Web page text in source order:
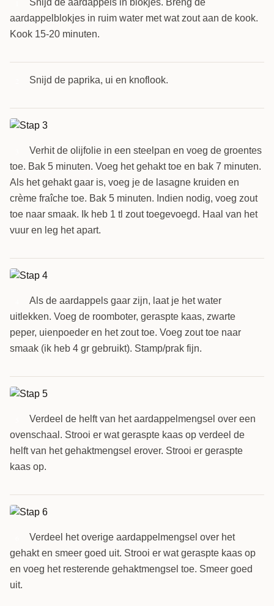
aardappelblokjes in ruim water met wat zout aan de kook.
Kook 15-20 minuten.
Snijd de paprika, ui en knoflook.
Verhit de olijfolie in een steelpan en voeg de groentes
toe. Bak 5 minuten. Voeg het gehakt toe en bak 7 minuten.
Als het gehakt gaar is, voeg je de lasagne kruiden en
crème fraîche toe. Bak 5 minuten. Indien nodig, voeg zout
toe naar smaak. Ik heb 1 tl zout toegevoegd. Haal van het
vuur en leg het apart.
Als de aardappels gaar zijn, laat je het water
uitlekken. Voeg de roomboter, geraspte kaas, zwarte
peper, uienpoeder en het zout toe. Voeg zout toe naar
smaak (ik heb 4 gr gebruikt). Stamp/prak fijn.
Verdeel de helft van het aardappelmengsel over een
ovenschaal. Strooi er wat geraspte kaas op verdeel de
helft van het gehaktmengsel erover. Strooi er geraspte
kaas op.
Verdeel het overige aardappelmengsel over het
gehakt en smeer goed uit. Strooi er wat geraspte kaas op
en voeg het resterende gehaktmengsel toe. Smeer goed
uit.